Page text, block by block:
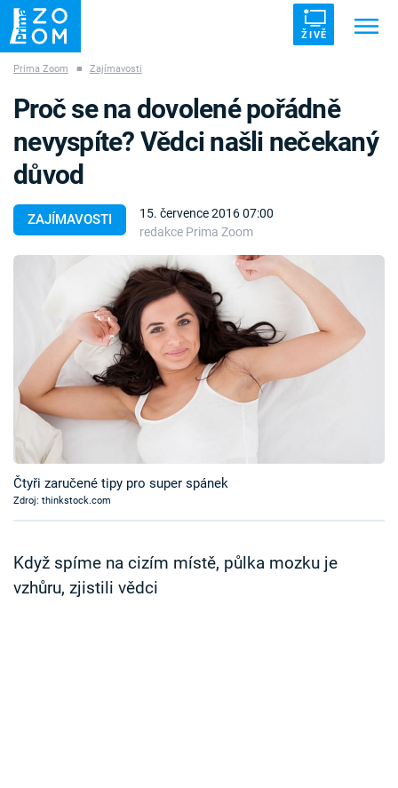
ŽIVĚ
ZÁHADY VETŘELCI DÁVNOVĚKU
Témata
Témata
Pořady
TV Program
Časopis
Sledujte prima+
Sledujte nás
Prima Zoom ■ Zajímavosti
ZAJÍMAVOSTI
15. července 2016 07:00
redakce Prima Zoom
Proč se na dovolené pořádně
nevyspíte? Vědci našli nečekaný
důvod
Čtyři zaručené tipy pro super spánek
Zdroj: thinkstock.com
Když spíme na cizím místě, půlka mozku je
vzhůru, zjistili vědci